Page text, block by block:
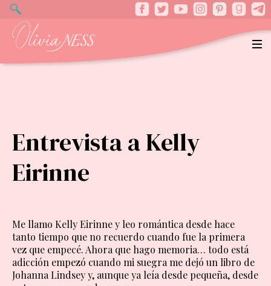
Entrevista a Kelly
Eirinne
Me llamo Kelly Eirinne y leo romántica desde hace
tanto tiempo que no recuerdo cuando fue la primera
vez que empecé. Ahora que hago memoria… todo está
adicción empezó cuando mi suegra me dejó un libro de
Johanna Lindsey y, aunque ya leía desde pequeña, desde